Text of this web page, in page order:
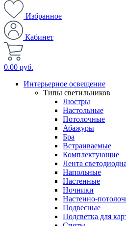
Избранное
Кабинет
0.00 руб.
Интерьерное освещение
Типы светильников
Люстры
Настольные
Потолочные
Абажуры
Бра
Встраиваемые
Комплектующие
Лента
Напольные
Настенные
Ночники
Настенно-
Подвесные
Подсветка для